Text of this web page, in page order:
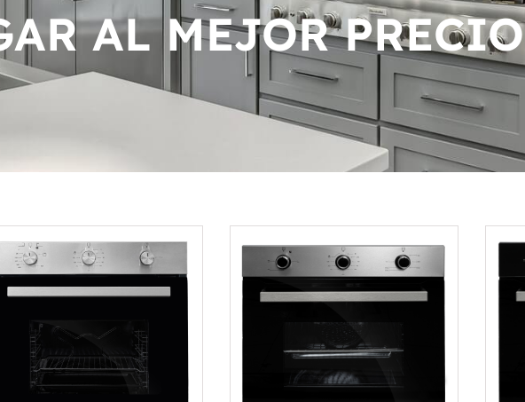
AL MEJOR PRECIO